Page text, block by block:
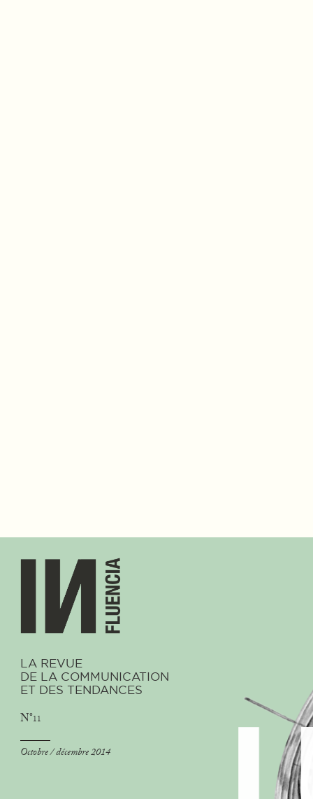
LA REVUE
DE LA COMMUNICATION
ET DES TENDANCES
N°11
Octobre / décembre 2014